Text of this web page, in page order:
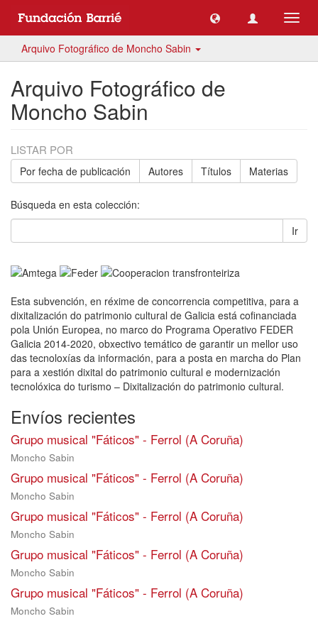
Arquivo Fotográfico de Moncho Sabin
Arquivo Fotográfico de
Moncho Sabin
LISTAR POR
Por fecha de publicación Autores Títulos Materias
Búsqueda en esta colección:
Ir
Esta subvención, en réxime de concorrencia competitiva, para a
dixitalización do patrimonio cultural de Galicia está cofinanciada
pola Unión Europea, no marco do Programa Operativo FEDER
Galicia 2014-2020, obxectivo temático de garantir un mellor uso
das tecnoloxías da información, para a posta en marcha do Plan
para a xestión dixital do patrimonio cultural e modernización
tecnolóxica do turismo – Dixitalización do patrimonio cultural.
Envíos recientes
Grupo musical "Fáticos" - Ferrol (A Coruña)
Moncho Sabin
Grupo musical "Fáticos" - Ferrol (A Coruña)
Moncho Sabin
Grupo musical "Fáticos" - Ferrol (A Coruña)
Moncho Sabin
Grupo musical "Fáticos" - Ferrol (A Coruña)
Moncho Sabin
Grupo musical "Fáticos" - Ferrol (A Coruña)
Moncho Sabin